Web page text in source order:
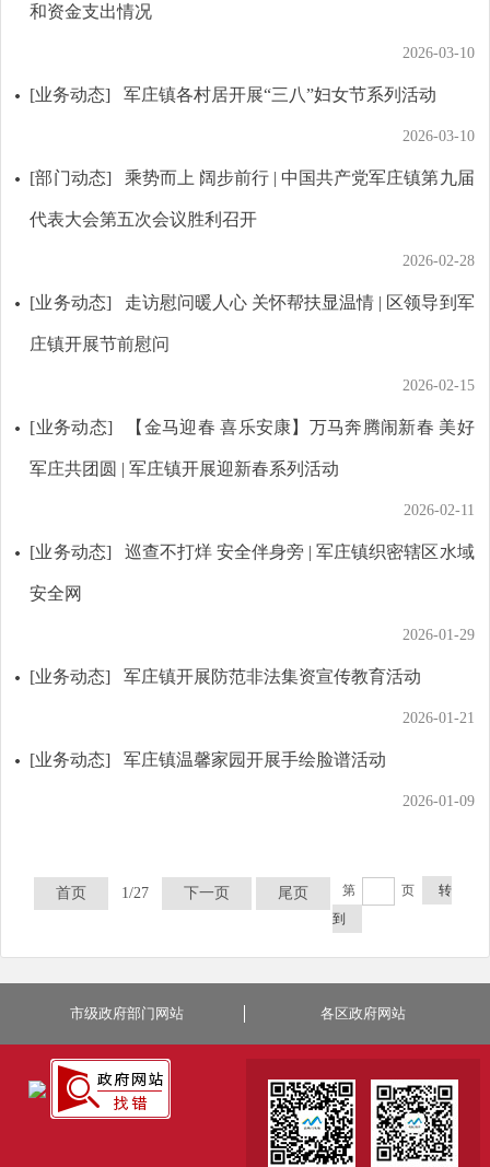
和资金支出情况
2026-03-10
[业务动态] 军庄镇各村居开展“三八”妇女节系列活动
2026-03-10
[部门动态] 乘势而上 阔步前行 | 中国共产党军庄镇第九届
代表大会第五次会议胜利召开
2026-02-28
[业务动态] 走访慰问暖人心 关怀帮扶显温情 | 区领导到军
庄镇开展节前慰问
2026-02-15
[业务动态] 【金马迎春 喜乐安康】万马奔腾闹新春 美好
军庄共团圆 | 军庄镇开展迎新春系列活动
2026-02-11
[业务动态] 巡查不打烊 安全伴身旁 | 军庄镇织密辖区水域
安全网
2026-01-29
[业务动态] 军庄镇开展防范非法集资宣传教育活动
2026-01-21
[业务动态] 军庄镇温馨家园开展手绘脸谱活动
2026-01-09
首页 1/27 下一页 尾页 第 页
转
到
市级政府部门网站 各区政府网站